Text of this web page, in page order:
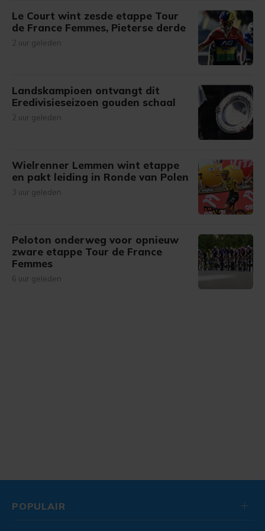
Le Court wint zesde etappe Tour
de France Femmes, Pieterse derde
2 uur geleden
Landskampioen ontvangt dit
Eredivisieseizoen gouden schaal
2 uur geleden
Wielrenner Lemmen wint etappe
en pakt leiding in Ronde van Polen
3 uur geleden
Peloton onderweg voor opnieuw
zware etappe Tour de France
Femmes
6 uur geleden
POPULAIR